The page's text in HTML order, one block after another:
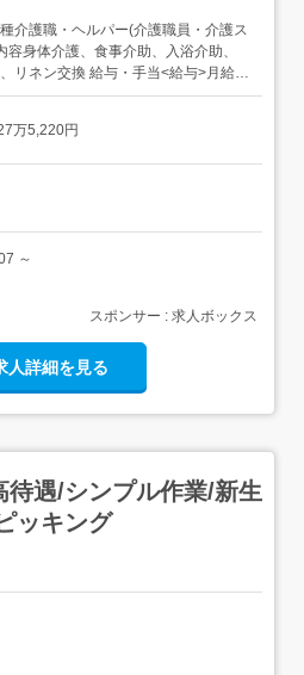
介護職・ヘルパー(介護職員・介護ス
容身体介護、食事介助、入浴介助、
リネン交換 給与・手当<給与>月給
<基本給>151,740〜190,000円<手当>
遇改善手当:4,000...
万5,220円
～
スポンサー : 求人ボックス
人詳細を見る
待遇/シンプル作業/新生
ッキング